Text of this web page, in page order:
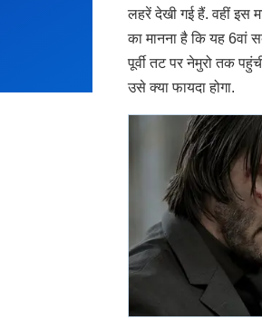
लहरें देखी गई हैं. वहीं इस
का मानना है कि यह 6वां
पूर्वी तट पर नेमुरो तक
उसे क्या फायदा होगा.